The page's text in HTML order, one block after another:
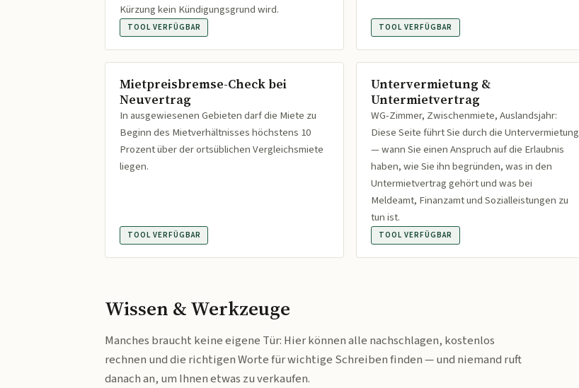
Kürzung kein Kündigungsgrund wird.
TOOL VERFÜGBAR TOOL VERFÜGBAR
Mietpreisbremse-Check bei
Neuvertrag
In ausgewiesenen Gebieten darf die Miete zu
Beginn des Mietverhältnisses höchstens 10
Prozent über der ortsüblichen Vergleichsmiete
liegen.
TOOL VERFÜGBAR
Untervermietung &
Untermietvertrag
WG-Zimmer, Zwischenmiete, Auslandsjahr:
Diese Seite führt Sie durch die Untervermietung
— wann Sie einen Anspruch auf die Erlaubnis
haben, wie Sie ihn begründen, was in den
Untermietvertrag gehört und was bei
Meldeamt, Finanzamt und Sozialleistungen zu
tun ist.
TOOL VERFÜGBAR
Wissen & Werkzeuge
Manches braucht keine eigene Tür: Hier können alle nachschlagen, kostenlos
rechnen und die richtigen Worte für wichtige Schreiben finden — und niemand ruft
danach an, um Ihnen etwas zu verkaufen.